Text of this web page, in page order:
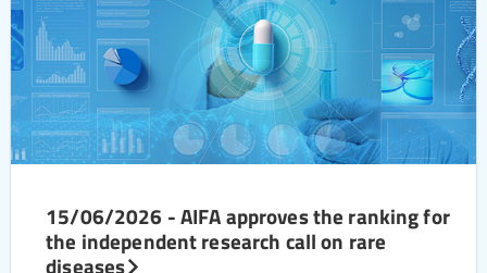
15/06/2026 - AIFA approves the ranking for
the independent research call on rare
diseases